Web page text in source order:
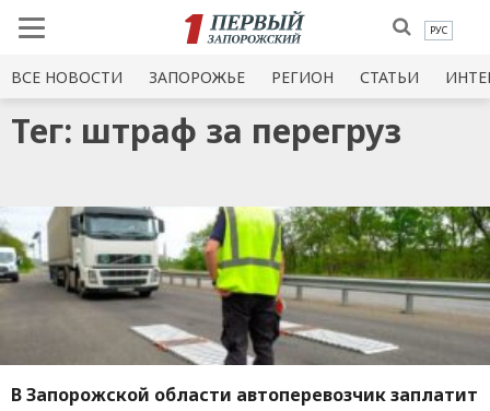
РУС
ВСЕ НОВОСТИ ЗАПОРОЖЬЕ РЕГИОН СТАТЬИ
Тег: штраф за перегруз
В Запорожской области автоперевозчик заплатит